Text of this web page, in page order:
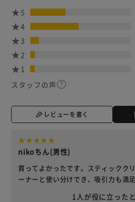
5
4
3
2
1
スタッフの声
レビューを書く
nikoちん(男性)
買ってよかったです。スティックク
ーナーと使い分けでき、吸引力も満足
1 人が役に立った